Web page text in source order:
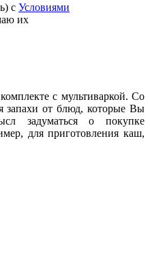
с Условиями
их
с мультиваркой. Со
запахи от блюд, которые Вы
задуматься о покупке
для приготовления каш,